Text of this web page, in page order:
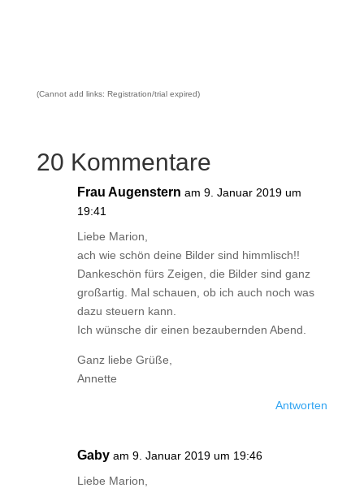
(Cannot add links: Registration/trial expired)
20 Kommentare
Frau Augenstern am 9. Januar 2019 um
19:41
Liebe Marion,
ach wie schön deine Bilder sind himmlisch!!
Dankeschön fürs Zeigen, die Bilder sind ganz
großartig. Mal schauen, ob ich auch noch was
dazu steuern kann.
Ich wünsche dir einen bezaubernden Abend.
Ganz liebe Grüße,
Annette
Antworten
Gaby am 9. Januar 2019 um 19:46
Liebe Marion,